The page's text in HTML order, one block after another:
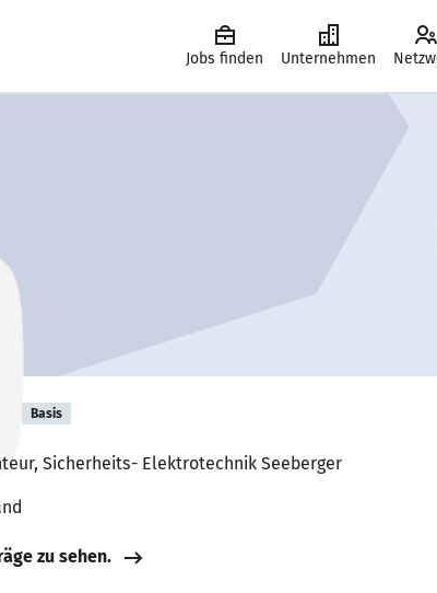
Jobs finden Unternehmen
Basis
Sicherheits- Elektrotechnik Seeberger
zu sehen.